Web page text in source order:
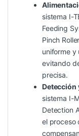
sistema I-
Feeding
Pinch
uniforme y
evitando
precisa.
Detección
sistema I-
Detection
el proceso